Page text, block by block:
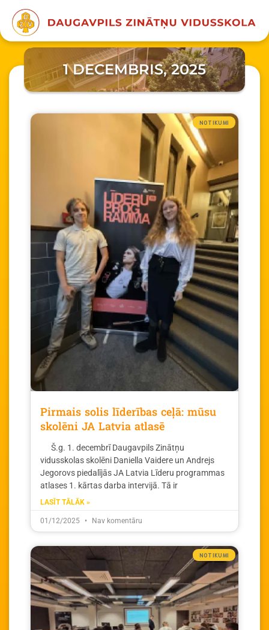
1 DECEMBRIS, 2025
NOTIKUMI
Pirmais solis līderības ceļā: mūsu
skolēni JA Latvia atlasē
Š.g. 1. decembrī Daugavpils Zinātņu
vidusskolas skolēni Daniella Vaidere un Andrejs
Jegorovs piedalījās JA Latvia Līderu programmas
atlases 1. kārtas darba intervijā. Tā ir
LASĪT TĀLĀK »
01/12/2025 Nav komentāru
NOTIKUMI